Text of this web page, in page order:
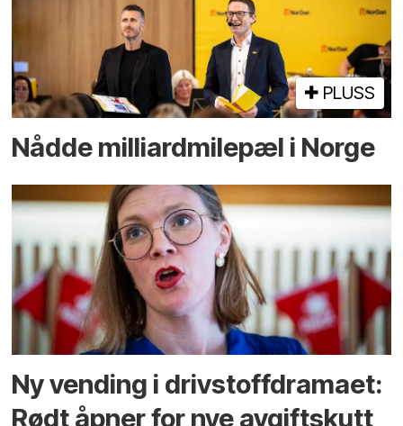
PLUSS
Nådde milliard­­milepæl i Norge
Ny vending i drivstoffdramaet:
Rødt åpner for nye avgiftskutt